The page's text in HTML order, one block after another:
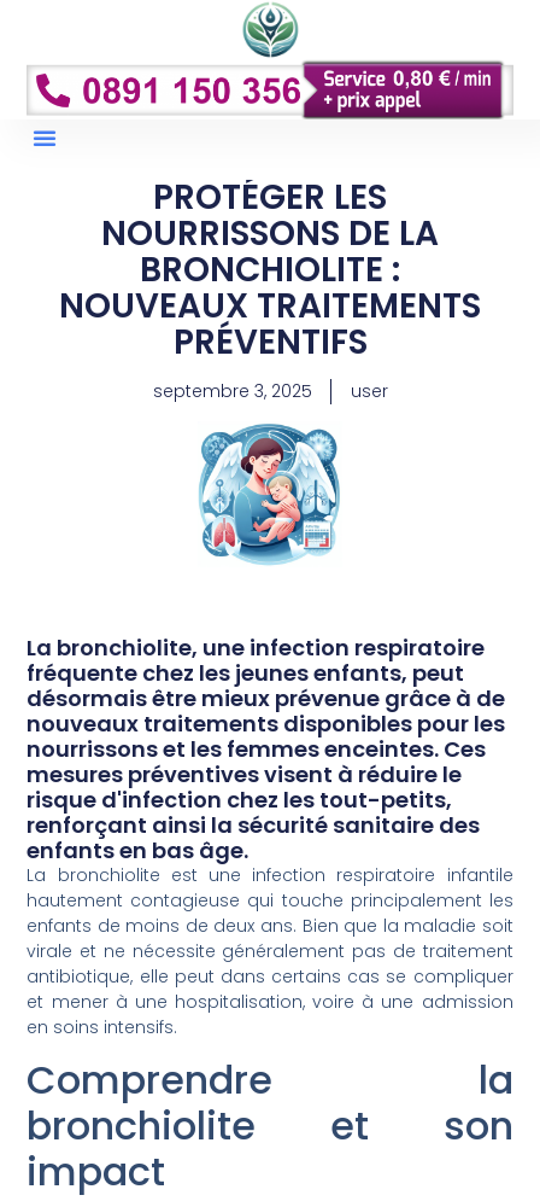
PROTÉGER LES
NOURRISSONS DE LA
BRONCHIOLITE :
NOUVEAUX TRAITEMENTS
PRÉVENTIFS
septembre 3, 2025 user
La bronchiolite, une infection respiratoire
fréquente chez les jeunes enfants, peut
désormais être mieux prévenue grâce à de
nouveaux traitements disponibles pour les
nourrissons et les femmes enceintes. Ces
mesures préventives visent à réduire le
risque d'infection chez les tout-petits,
renforçant ainsi la sécurité sanitaire des
enfants en bas âge.
La bronchiolite est une infection respiratoire infantile
hautement contagieuse qui touche principalement les
enfants de moins de deux ans. Bien que la maladie soit
virale et ne nécessite généralement pas de traitement
antibiotique, elle peut dans certains cas se compliquer
et mener à une hospitalisation, voire à une admission
en soins intensifs.
Comprendre la
bronchiolite et son
impact